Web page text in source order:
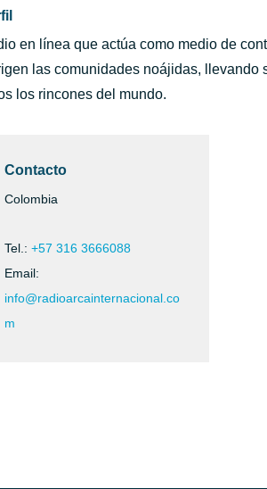
en línea que actúa como medio de
las comunidades noájidas, llevando
los rincones del mundo.
Contacto
Colombia
Tel.: +57 316 3666088
Email:
info@radioarcainternacional.co
m